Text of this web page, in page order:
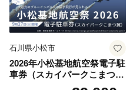
石川県小松市
2026年小松基地航空祭電子駐
車券（スカイパークこまつ
翼） 駐車場 シャトルバスの